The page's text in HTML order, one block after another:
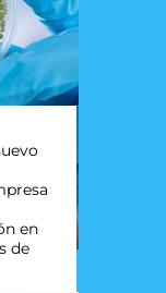
en
de